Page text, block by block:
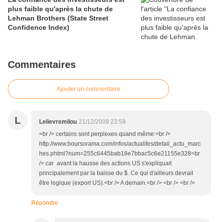
plus faible qu'après la chute de
Lehman Brothers (State Street
Confidence Index)
Commentaires
Ajouter un commentaire
L Lelievremilou 21/12/2009 23:59
<br /> certains sont perplexes quand même:<br />
http://www.boursorama.com/infos/actualites/detail_actu_marc
hes.phtml?num=255c6445bab18e7bbac5c6e21155e328<br
/> car avant la hausse des actions US s'expliquait
principalement par la baisse du $. Ce qui d'ailleurs devrait
être logique (export US).<br /> A demain.<br /> <br /> <br />
Répondre